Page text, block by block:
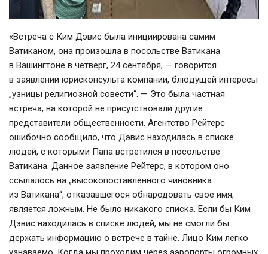
«Встреча с Ким Дэвис была инициирована самим
Ватиканом, она произошла в посольстве Ватикана
в Вашингтоне в четверг, 24 сентября, — говорится
в заявлении юрисконсульта компании, блюдущей интересы
„узницы религиозной совести“. — Это была частная
встреча, на которой не присутствовали другие
представители общественности. Агентство Рейтерс
ошибочно сообщило, что Дэвис находилась в списке
людей, с которыми Папа встретился в посольстве
Ватикана. Данное заявление Рейтерс, в котором оно
ссылалось на „высокопоставленного чиновника
из Ватикана“, отказавшегося обнародовать свое имя,
является ложным. Не было никакого списка. Если бы Ким
Дэвис находилась в списке людей, мы не смогли бы
держать информацию о встрече в тайне. Лицо Ким легко